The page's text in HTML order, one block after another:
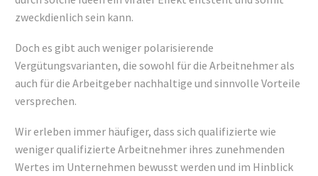
zweckdienlich sein kann.
Doch es gibt auch weniger polarisierende
Vergütungsvarianten, die sowohl für die Arbeitnehmer als
auch für die Arbeitgeber nachhaltige und sinnvolle Vorteile
versprechen.
Wir erleben immer häufiger, dass sich qualifizierte wie
weniger qualifizierte Arbeitnehmer ihres zunehmenden
Wertes im Unternehmen bewusst werden und im Hinblick